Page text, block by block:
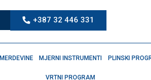
+387 32 446 331
MERDEVINE MJERNI INSTRUMENTI PLINSKI
VRTNI PROGRAM